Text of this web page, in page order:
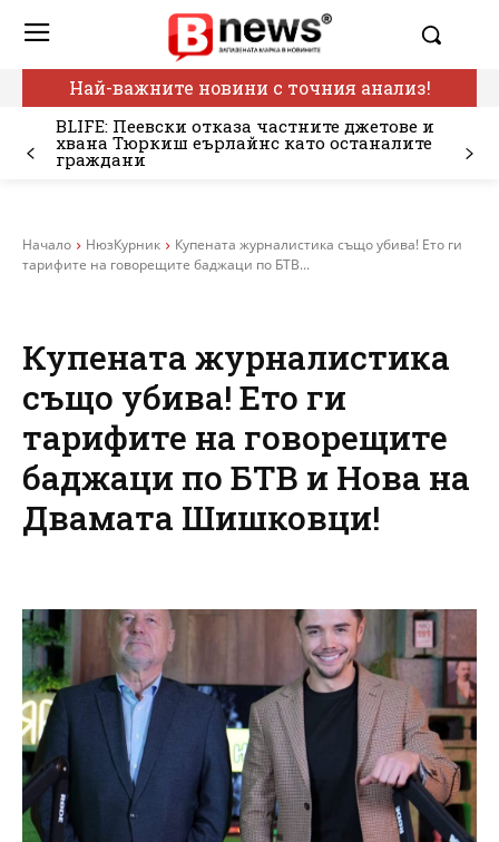
Най-важните новини с точния анализ!
BLIFE: Пеевски отказа частните джетове и
хвана Тюркиш еърлайнс като останалите
граждани
Начало НюзКурник
Купената журналистика също убива! Ето ги
тарифите на говорещите баджаци по БТВ...
Купената журналистика
също убива! Ето ги
тарифите на говорещите
баджаци по БТВ и Нова на
Двамата Шишковци!